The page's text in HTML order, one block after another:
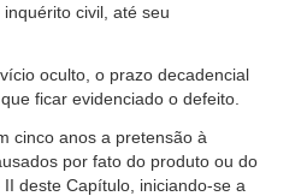
civil, até seu
oculto, o prazo decadencial
ficar evidenciado o defeito.
cinco anos a pretensão à
por fato do produto ou do
deste Capítulo, iniciando-se a